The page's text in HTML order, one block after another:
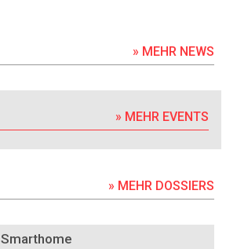
» MEHR NEWS
» MEHR EVENTS
» MEHR DOSSIERS
Smarthome